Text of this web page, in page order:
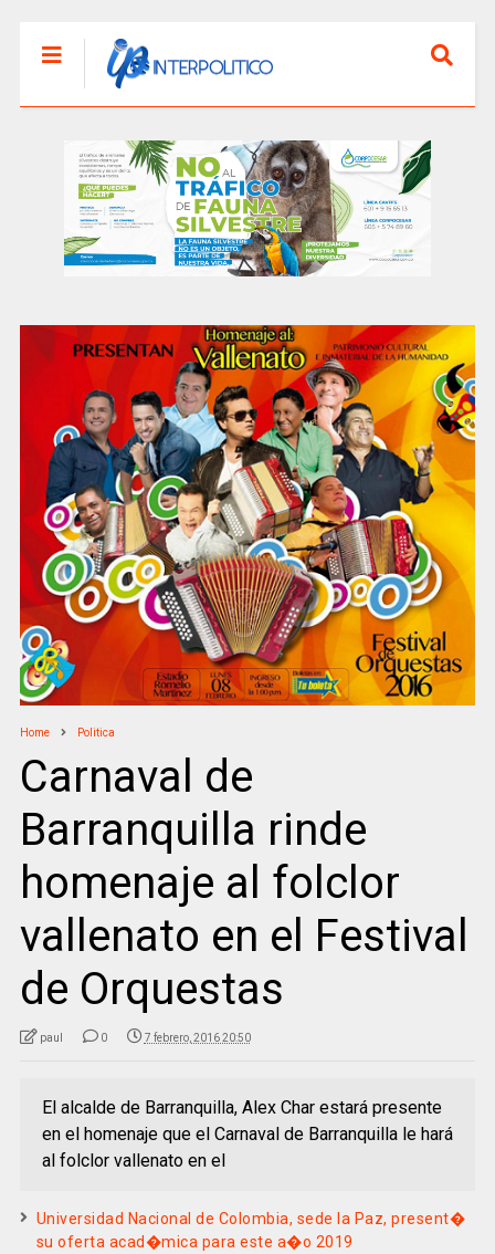
Home Politica
Carnaval de
Barranquilla rinde
homenaje al folclor
vallenato en el Festival
de Orquestas
paul 0 7 febrero, 2016 20:50
El alcalde de Barranquilla, Alex Char estará presente
en el homenaje que el Carnaval de Barranquilla le hará
al folclor vallenato en el
Universidad Nacional de Colombia, sede la Paz, present�
su oferta acad�mica para este a�o 2019